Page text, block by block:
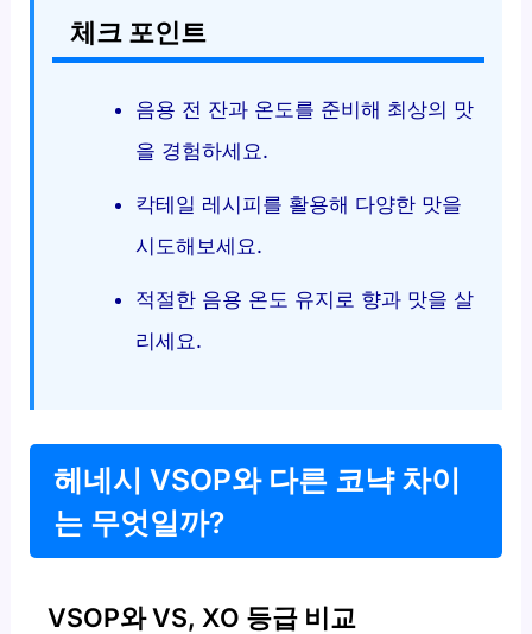
체크 포인트
음용 전 잔과 온도를 준비해 최상의 맛
을 경험하세요.
칵테일 레시피를 활용해 다양한 맛을
시도해보세요.
적절한 음용 온도 유지로 향과 맛을 살
리세요.
헤네시 VSOP와 다른 코냑 차이
는 무엇일까?
VSOP와 VS, XO 등급 비교